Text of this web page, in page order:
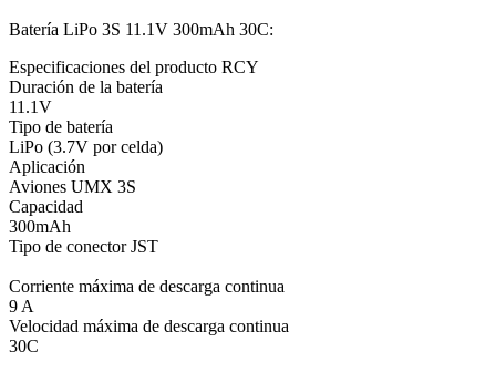
Batería LiPo 3S 11.1V 300mAh 30C:
Especificaciones del producto RCY
Duración de la batería
11.1V
Tipo de batería
LiPo (3.7V por celda)
Aplicación
Aviones UMX 3S
Capacidad
300mAh
Tipo de conector JST
Corriente máxima de descarga continua
9 A
Velocidad máxima de descarga continua
30C